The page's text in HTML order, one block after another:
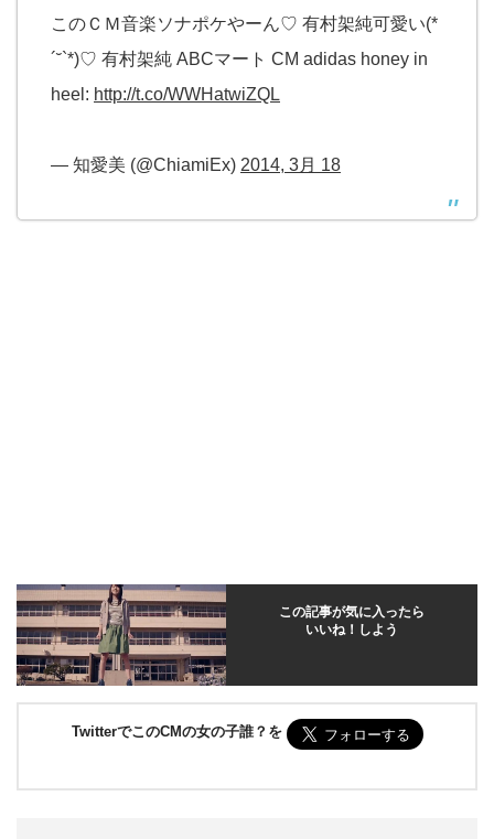
このＣＭ音楽ソナポケやーん♡ 有村架純可愛い(*
´˘`*)♡ 有村架純 ABCマート CM adidas honey in
heel: http://t.co/WWHatwiZQL
— 知愛美 (@ChiamiEx) 2014, 3月 18
この記事が気に入ったら
いいね！しよう
TwitterでこのCMの女の子誰？を